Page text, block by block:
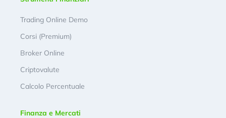
Trading Online Demo
Corsi (Premium)
Broker Online
Criptovalute
Calcolo Percentuale
Finanza e Mercati